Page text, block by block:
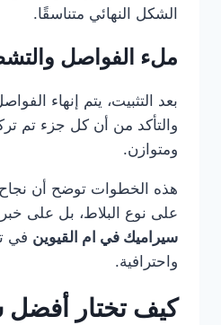
الشكل النهائي متناسقًا.
ملء الفواصل
بعد التثبيت، يتم إنهاء
والتأكد من أن كل جزء تم
ومتوازن.
هذه الخطوات توضح أن
على نوع البلاط، بل على
سيراميك في ام القيوين في
واحترافية.
كيف تختار